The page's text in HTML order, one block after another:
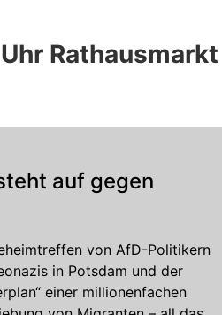
Rathausmarkt
auf gegen
von AfD-Politikern
in Potsdam und der
einer millionenfachen